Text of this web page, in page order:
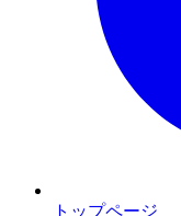
トップページ